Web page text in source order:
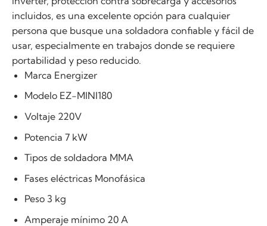
incluidos, es una excelente opción para cualquier
persona que busque una soldadora confiable y fácil de
usar, especialmente en trabajos donde se requiere
portabilidad y peso reducido.
Marca Energizer
Modelo EZ-MINI180
Voltaje 220V
Potencia 7 kW
Tipos de soldadora MMA
Fases eléctricas Monofásica
Peso 3 kg
Amperaje mínimo 20 A